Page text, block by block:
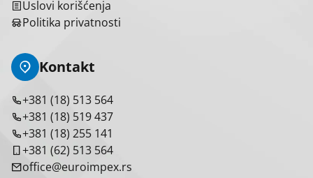
Uslovi korišćenja
Politika privatnosti
Kontakt
+381 (18) 513 564
+381 (18) 519 437
+381 (18) 255 141
+381 (62) 513 564
office@euroimpex.rs